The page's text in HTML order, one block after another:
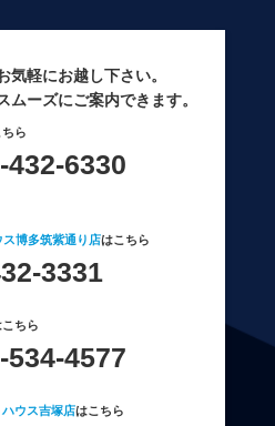
気軽にお越し下さい。
ムーズにご案内できます。
ら
432-6330
ス博多筑紫通り店はこちら
3331
こちら
534-4577
ハウス吉塚店はこちら